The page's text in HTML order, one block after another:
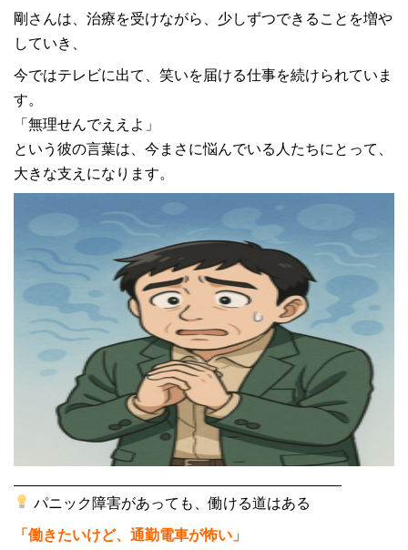
剛さんは、治療を受けながら、少しずつできることを増や
していき、
今ではテレビに出て、笑いを届ける仕事を続けられていま
す。
「無理せんでええよ」
という彼の言葉は、今まさに悩んでいる人たちにとって、
大きな支えになります。
パニック障害があっても、働ける道はある
「働きたいけど、通勤電車が怖い」